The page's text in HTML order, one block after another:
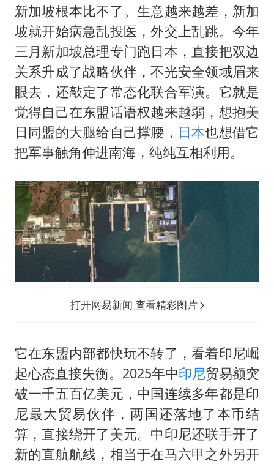
新加坡根本比不了。生意越来越差，新加
坡就开始病急乱投医，外交上乱跳。今年
三月新加坡总理专门跑日本，直接把双边
关系升成了战略伙伴，不光安全领域眉来
眼去，还敲定了常态化联合军演。它就是
觉得自己在东盟话语权越来越弱，想抱美
日同盟的大腿给自己撑腰， 日本也想借它
把军事触角伸进南海，纯纯互相利用。
打开网易新闻 查看精彩图片
它在东盟内部都快玩不转了，看着印尼崛
起心态直接失衡。2025年中印尼贸易额突
破一千五百亿美元，中国连续多年都是印
尼最大贸易伙伴，两国还落地了本币结
算，直接绕开了美元。中印尼还联手开了
新的直航航线，相当于在马六甲之外另开